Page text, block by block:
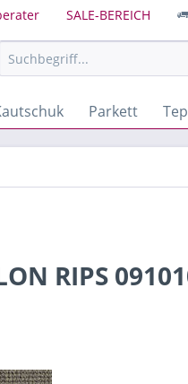
SALE-BEREICH
Parkett
RIPS